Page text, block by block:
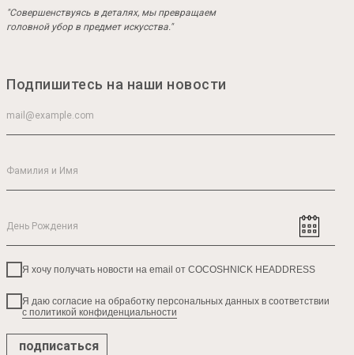
"Совершенствуясь в деталях, мы превращаем
головной убор в предмет искусства."
Я хочу получать новости на email от COCOSHNICK HEADDRESS
Я даю согласие на обработку персональных данных в соответствии
с политикой конфиденциальности
подписаться
Подпишитесь на наши новости